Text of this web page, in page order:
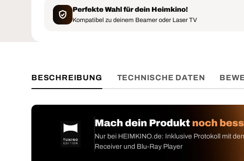
Perfekte Wahl für dein Heimkino!
Kompatibel zu deinem Beamer oder Laser TV
BESCHREIBUNG TECHNISCHE DATEN
Mach dein Produkt noch
Nur bei HEIMKINO.de: Inklusive Protokoll mit
Receiver und Blu-Ray Player